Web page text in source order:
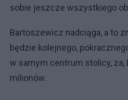
sobie jeszcze wszystkiego
Bartoszewicz nadciąga, a to
będzie kolejnego,
w samym centrum stolicy, za,
milionów.